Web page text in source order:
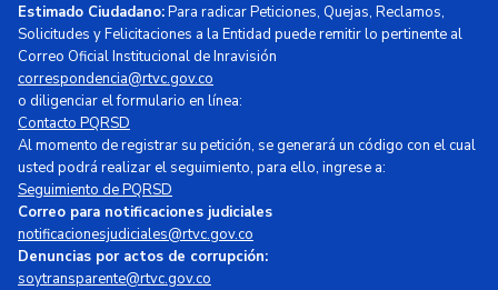
Estimado Ciudadano:Para radicar Peticiones, Quejas, Reclamos,
Solicitudes y Felicitaciones a la Entidad puede remitir lo pertinente al
Correo Oficial Institucional de Inravisión
correspondencia@rtvc.gov.co
o diligenciar el formulario en línea:
Contacto PQRSD
Al momento de registrar su petición, se generará un código con el cual
usted podrá realizar el seguimiento, para ello, ingrese a:
Seguimiento de PQRSD
Correo para notificaciones judiciales
notificacionesjudiciales@rtvc.gov.co
Denuncias por actos de corrupción:
soytransparente@rtvc.gov.co